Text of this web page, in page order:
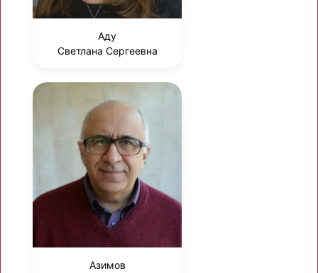
Аду
Светлана Сергеевна
Азимов